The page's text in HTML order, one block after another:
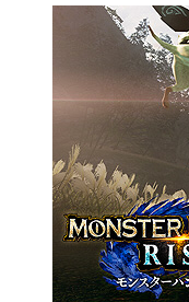
た水中み
ハンライ